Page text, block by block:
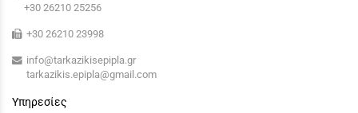
+30 26210 25256
+30 26210 23998
info@tarkazikisepipla.gr
tarkazikis.epipla@gmail.com
Υπηρεσίες